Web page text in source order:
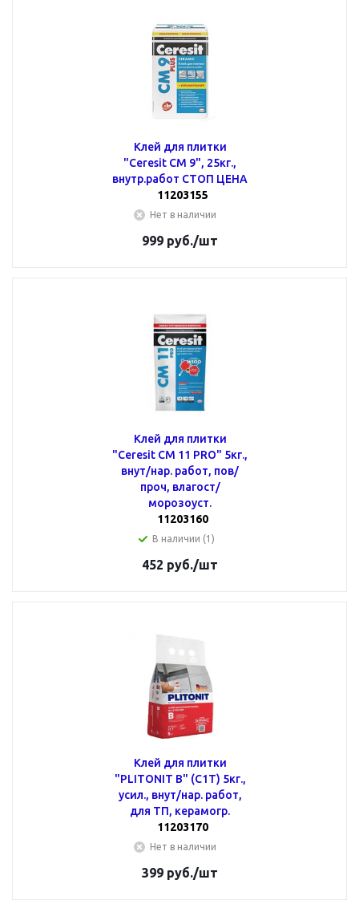
Клей для плитки
"Ceresit CМ 9", 25кг.,
внутр.работ СТОП ЦЕНА
11203155
Нет в наличии
999 руб./шт
Клей для плитки
"Ceresit CM 11 PRO" 5кг.,
внут/нар. работ, пов/
проч, влагост/
морозоуст.
11203160
В наличии (1)
452 руб./шт
Клей для плитки
"PLITONIT В" (С1Т) 5кг.,
усил., внут/нар. работ,
для ТП, керамогр.
11203170
Нет в наличии
399 руб./шт